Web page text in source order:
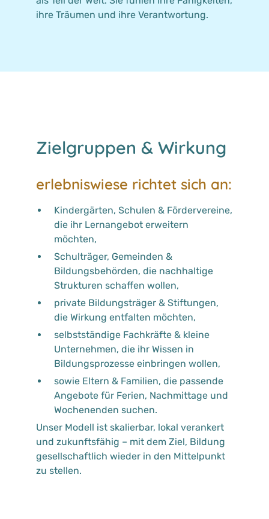
ihre Träumen und ihre Verantwortung.
Zielgruppen & Wirkung
erlebniswiese richtet sich an:
Kindergärten, Schulen & Fördervereine,
die ihr Lernangebot erweitern
möchten,
Schulträger, Gemeinden &
Bildungsbehörden, die nachhaltige
Strukturen schaffen wollen,
private Bildungsträger & Stiftungen,
die Wirkung entfalten möchten,
selbstständige Fachkräfte & kleine
Unternehmen, die ihr Wissen in
Bildungsprozesse einbringen wollen,
sowie Eltern & Familien, die passende
Angebote für Ferien, Nachmittage und
Wochenenden suchen.
Unser Modell ist skalierbar, lokal verankert
und zukunftsfähig – mit dem Ziel, Bildung
gesellschaftlich wieder in den Mittelpunkt
zu stellen.